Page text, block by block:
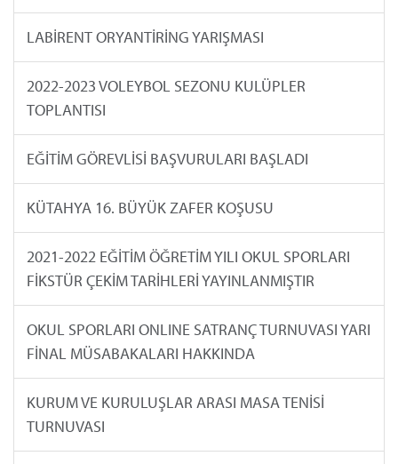
LABİRENT ORYANTİRİNG YARIŞMASI
2022-2023 VOLEYBOL SEZONU KULÜPLER
TOPLANTISI
EĞİTİM GÖREVLİSİ BAŞVURULARI BAŞLADI
KÜTAHYA 16. BÜYÜK ZAFER KOŞUSU
2021-2022 EĞİTİM ÖĞRETİM YILI OKUL SPORLARI
FİKSTÜR ÇEKİM TARİHLERİ YAYINLANMIŞTIR
OKUL SPORLARI ONLINE SATRANÇ TURNUVASI YARI
FİNAL MÜSABAKALARI HAKKINDA
KURUM VE KURULUŞLAR ARASI MASA TENİSİ
TURNUVASI